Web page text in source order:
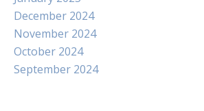
December 2024
November 2024
October 2024
September 2024